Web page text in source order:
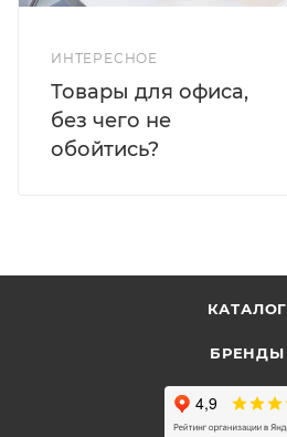
ИНТЕРЕСНОЕ
Товары для офиса,
без чего не
обойтись?
КАТАЛОГ
БРЕНДЫ